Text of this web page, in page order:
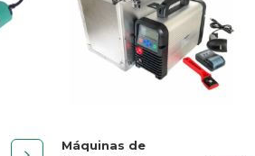
Máquinas de